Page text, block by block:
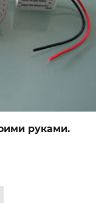
руками.